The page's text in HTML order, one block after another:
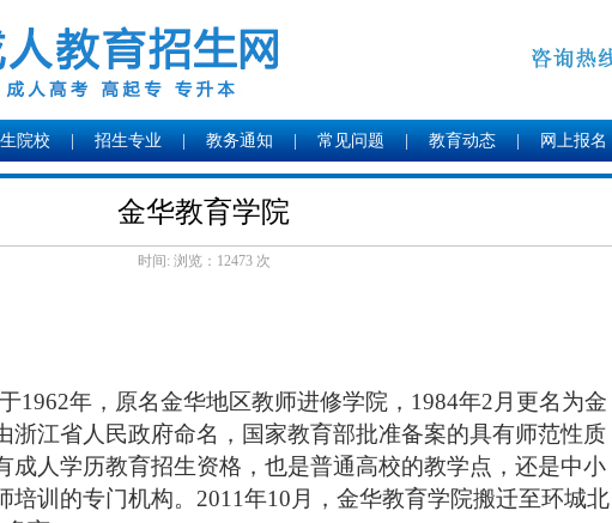
院校 招生专业 教务通知 常见问题 教育动态 网上报名
金华教育学院
时间: 浏览： 12473 次
1962年，原名金华地区教师进修学院，1984年2月更名为金
浙江省人民政府命名，国家教育部批准备案的具有师范性质
成人学历教育招生资格，也是普通高校的教学点，还是中小
培训的专门机构。2011年10月，金华教育学院搬迁至环城北